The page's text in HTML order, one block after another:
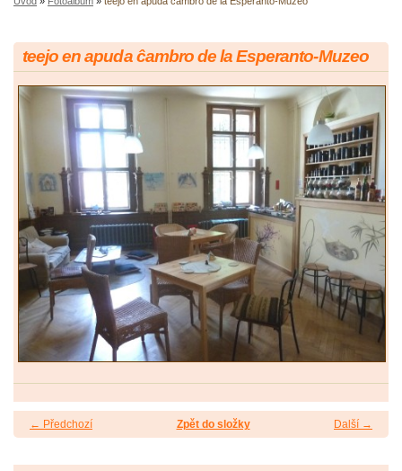
teejo en apuda ĉambro de la Esperanto-Muzeo
← Předchozí Další →
Zpět do složky